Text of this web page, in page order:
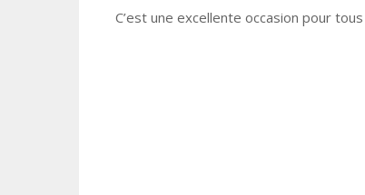
C’est une excellente occasion pour